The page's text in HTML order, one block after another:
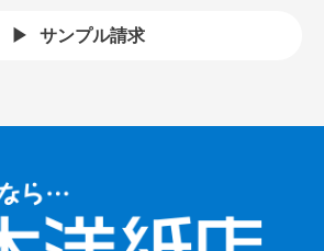
サンプル請求